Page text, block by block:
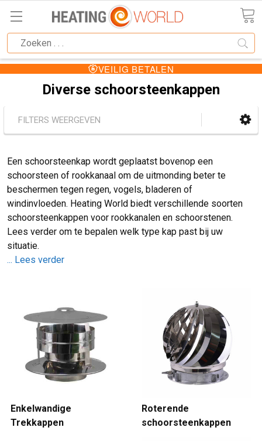
VEILIG BETALEN
Diverse schoorsteenkappen
FILTERS WEERGEVEN
Een schoorsteenkap wordt geplaatst bovenop een
schoorsteen of rookkanaal om de uitmonding beter te
beschermen tegen regen, vogels, bladeren of
windinvloeden. Heating World biedt verschillende soorten
schoorsteenkappen voor rookkanalen en schoorstenen.
Lees verder om te bepalen welk type kap past bij uw
situatie.
... Lees verder
Enkelwandige
Trekkappen
Roterende
schoorsteenkappen